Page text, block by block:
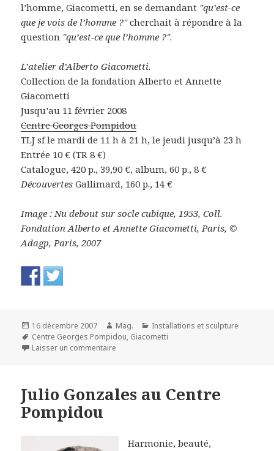
l’homme, Giacometti, en se demandant "qu’est-ce
que je vois de l’homme ?"cherchait à répondre à la
question "qu’est-ce que l’homme ?".
L’atelier d’Alberto Giacometti.
Collection de la fondation Alberto et Annette
Giacometti
Jusqu’au 11 février 2008
Centre Georges Pompidou
TLJ sf le mardi de 11 h à 21 h, le jeudi jusqu’à 23 h
Entrée 10 € (TR 8 €)
Catalogue, 420 p., 39,90 €, album, 60 p., 8 €
Découvertes Gallimard, 160 p., 14 €
Image : Nu debout sur socle cubique, 1953, Coll.
Fondation Alberto et Annette Giacometti, Paris, ©
Adagp, Paris, 2007
Publié
le
16 décembre 2007 Auteur
Mag. Catégories
Installations et sculpture
Mots-
clés
Centre Georges Pompidou, Giacometti
Laisser un commentaire
Julio Gonzales au Centre
Pompidou
Harmonie, beauté,